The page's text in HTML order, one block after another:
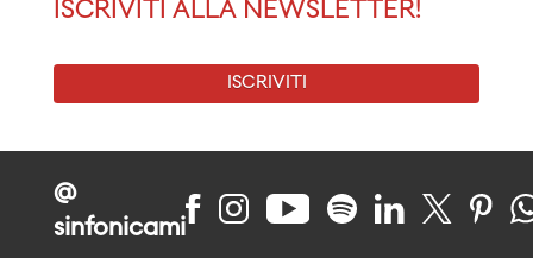
ISCRIVITI ALLA NEWSLETTER!
ISCRIVITI
@
sinfonicami